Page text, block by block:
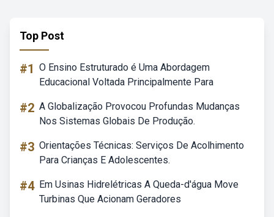
Top Post
#1 O Ensino Estruturado é Uma Abordagem
Educacional Voltada Principalmente Para
#2 A Globalização Provocou Profundas Mudanças
Nos Sistemas Globais De Produção.
#3 Orientações Técnicas: Serviços De Acolhimento
Para Crianças E Adolescentes.
#4 Em Usinas Hidrelétricas A Queda-d'água Move
Turbinas Que Acionam Geradores